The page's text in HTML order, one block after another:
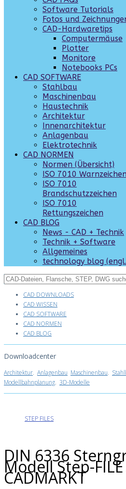
Software Tutorials
Fotos und
CAD-Hardwaretips
Computermäuse
Plotter
Monitore
Notebooks PCs
CAD SOFTWARE
Stahlbau
Maschinenbau
Haustechnik
Architektur
Innenarchitektur
Anlagenbau
Elektrotechnik
CAD NORMEN
Normen (Übersicht)
ISO 7010
ISO 7010
Brandschutzzeichen
ISO 7010
Rettungszeichen
CAD BLOG
News - CAD + Technik
Technik + Software
Allgemeines
technology blog
CAD DOWNLOADS
CAD WISSEN
CAD SOFTWARE
CAD NORMEN
CAD BLOG
Downloadcenter
Architektur. Anlagenbau Maschinenbau.
Modellbahnplanung. 3D-Modelle
STEP FILES
DIN 6336
Modell Step-
CADMARKT